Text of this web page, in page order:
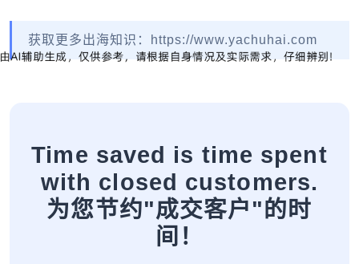
获取更多出海知识：https://www.yachuhai.com
Time saved is time spent
with closed customers.
为您节约"成交客户"的时
间！